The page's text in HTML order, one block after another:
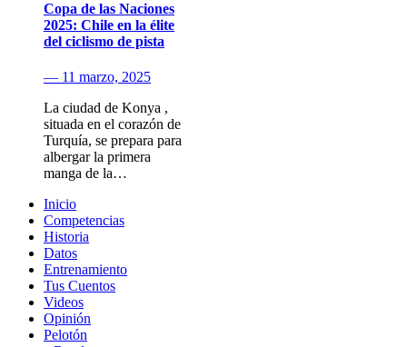
Copa de las Naciones
2025: Chile en la élite
del ciclismo de pista
— 11 marzo, 2025
La ciudad de Konya ,
situada en el corazón de
Turquía, se prepara para
albergar la primera
manga de la…
Inicio
Competencias
Historia
Datos
Entrenamiento
Tus Cuentos
Videos
Opinión
Pelotón